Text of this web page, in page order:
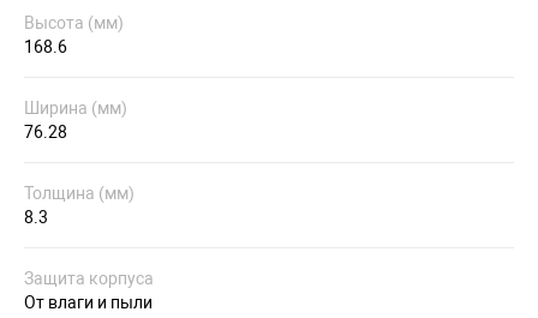
Высота (мм)
168.6
Ширина (мм)
76.28
Толщина (мм)
8.3
Защита корпуса
От влаги и пыли